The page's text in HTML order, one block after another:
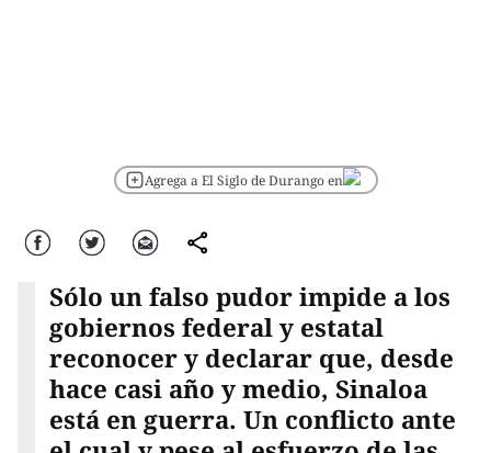
Agrega a El Siglo de Durango en
Facebook Twitter Correo comparte
Sólo un falso pudor impide a los
gobiernos federal y estatal
reconocer y declarar que, desde
hace casi año y medio, Sinaloa
está en guerra. Un conflicto ante